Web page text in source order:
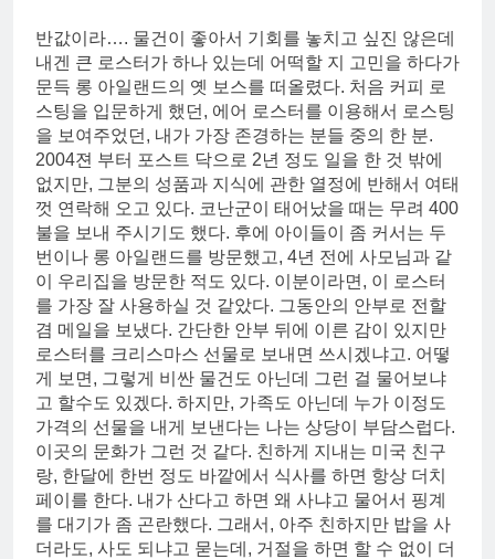
반값이라…. 물건이 좋아서 기회를 놓치고 싶진 않은데
내겐 큰 로스터가 하나 있는데 어떡할 지 고민을 하다가
문득 롱 아일랜드의 옛 보스를 떠올렸다. 처음 커피 로
스팅을 입문하게 했던, 에어 로스터를 이용해서 로스팅
을 보여주었던, 내가 가장 존경하는 분들 중의 한 분.
2004젼 부터 포스트 닥으로 2년 정도 일을 한 것 밖에
없지만, 그분의 성품과 지식에 관한 열정에 반해서 여태
껏 연락해 오고 있다. 코난군이 태어났을 때는 무려 400
불을 보내 주시기도 했다. 후에 아이들이 좀 커서는 두
번이나 롱 아일랜드를 방문했고, 4년 전에 사모님과 같
이 우리집을 방문한 적도 있다. 이분이라면, 이 로스터
를 가장 잘 사용하실 것 같았다. 그동안의 안부로 전할
겸 메일을 보냈다. 간단한 안부 뒤에 이른 감이 있지만
로스터를 크리스마스 선물로 보내면 쓰시겠냐고. 어떻
게 보면, 그렇게 비싼 물건도 아닌데 그런 걸 물어보냐
고 할수도 있겠다. 하지만, 가족도 아닌데 누가 이정도
가격의 선물을 내게 보낸다는 나는 상당이 부담스럽다.
이곳의 문화가 그런 것 같다. 친하게 지내는 미국 친구
랑, 한달에 한번 정도 바깥에서 식사를 하면 항상 더치
페이를 한다. 내가 산다고 하면 왜 사냐고 물어서 핑계
를 대기가 좀 곤란했다. 그래서, 아주 친하지만 밥을 사
더라도, 사도 되냐고 묻는데, 거절을 하면 할 수 없이 더